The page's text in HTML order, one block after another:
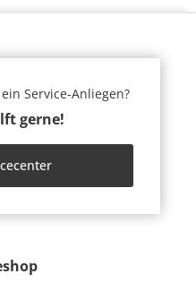
Service-Anliegen?
gerne!